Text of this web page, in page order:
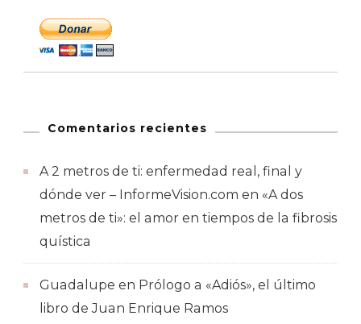
Comentarios recientes
A 2 metros de ti: enfermedad real, final y
dónde ver – InformeVision.com en «A dos
metros de ti»: el amor en tiempos de la fibrosis
quística
Guadalupe en Prólogo a «Adiós», el último
libro de Juan Enrique Ramos